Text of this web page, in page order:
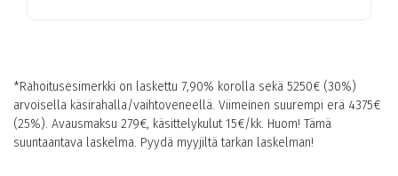
*Rahoitusesimerkki on laskettu 7,90% korolla sekä 5250€ (30%)
arvoisella käsirahalla/vaihtoveneellä. Viimeinen suurempi erä 4375€
(25%). Avausmaksu 279€, käsittelykulut 15€/kk. Huom! Tämä
suuntaantava laskelma. Pyydä myyjiltä tarkan laskelman!